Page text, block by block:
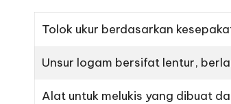
Tolok ukur berdasarkan
Unsur logam bersifat lentur,
Alat untuk melukis yang dibuat